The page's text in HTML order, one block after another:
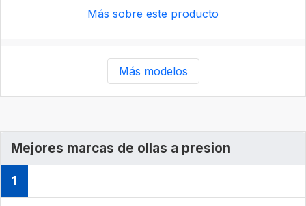
Más sobre este producto
Más modelos
Mejores marcas de ollas a presion
1